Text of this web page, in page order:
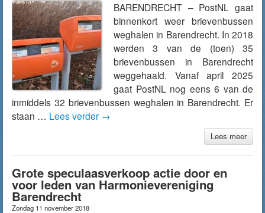
BARENDRECHT – PostNL gaat
binnenkort weer brievenbussen
weghalen in Barendrecht. In 2018
werden 3 van de (toen) 35
brievenbussen in Barendrecht
weggehaald. Vanaf april 2025
gaat PostNL nog eens 6 van de
inmiddels 32 brievenbussen weghalen in Barendrecht. Er
staan … Lees verder →
Lees meer
Grote speculaasverkoop actie door en
voor leden van Harmonievereniging
Barendrecht
Zondag 11 november 2018